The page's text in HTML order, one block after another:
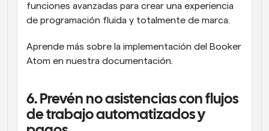
funciones avanzadas para crear una experiencia
de programación fluida y totalmente de marca.
Aprende más sobre la implementación del Booker
Atom en nuestra documentación.
6. Prevén no asistencias con flujos
de trabajo automatizados y